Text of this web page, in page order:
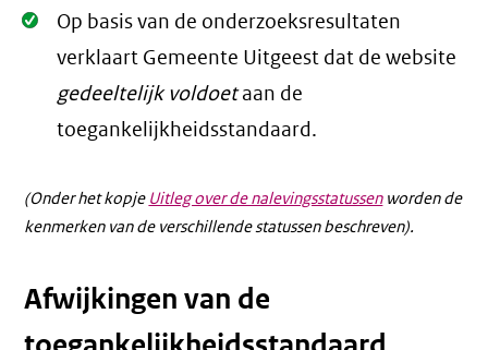
Oké.
Op basis van de onderzoeksresultaten
verklaart Gemeente Uitgeest dat de website
gedeeltelijk voldoetaan de
toegankelijkheidsstandaard.
(Onder het kopje Uitleg over de nalevingsstatussenworden de
kenmerken van de verschillende statussen beschreven).
Afwijkingen van de